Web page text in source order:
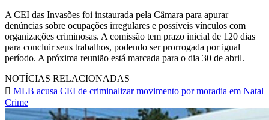
A CEI das Invasões foi instaurada pela Câmara para apurar
denúncias sobre ocupações irregulares e possíveis vínculos com
organizações criminosas. A comissão tem prazo inicial de 120 dias
para concluir seus trabalhos, podendo ser prorrogada por igual
período. A próxima reunião está marcada para o dia 30 de abril.
NOTÍCIAS RELACIONADAS
MLB acusa CEI de criminalizar movimento por moradia em Natal
Crime